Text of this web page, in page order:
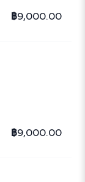
฿9,000.00
฿9,000.00